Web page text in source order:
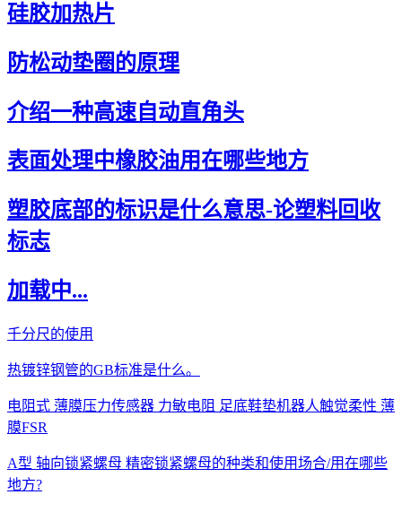
硅胶加热片
防松动垫圈的原理
介绍一种高速自动直角头
表面处理中橡胶油用在哪些地方
塑胶底部的标识是什么意思-论塑料回收
标志
加载中...
千分尺的使用
热镀锌钢管的GB标准是什么。
电阻式 薄膜压力传感器 力敏电阻 足底鞋垫机器人触觉柔性 薄
膜FSR
A型 轴向锁紧螺母 精密锁紧螺母的种类和使用场合/用在哪些
地方?